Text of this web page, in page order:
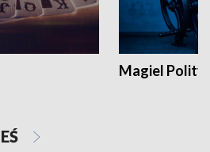
Magiel